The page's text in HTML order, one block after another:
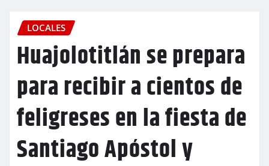
LOCALES
Huajolotitlán se prepara
para recibir a cientos de
feligreses en la fiesta de
Santiago Apóstol y